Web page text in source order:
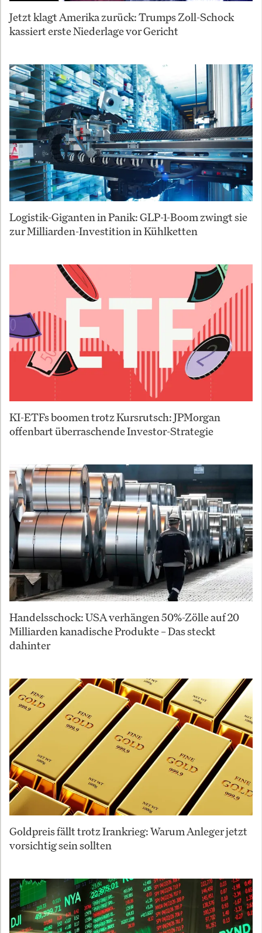
Jetzt klagt Amerika zurück: Trumps Zoll-Schock
kassiert erste Niederlage vor Gericht
Logistik-Giganten in Panik: GLP-1-Boom zwingt sie
zur Milliarden-Investition in Kühlketten
KI-ETFs boomen trotz Kursrutsch: JPMorgan
offenbart überraschende Investor-Strategie
Handelsschock: USA verhängen 50%-Zölle auf 20
Milliarden kanadische Produkte – Das steckt
dahinter
Goldpreis fällt trotz Irankrieg: Warum Anleger jetzt
vorsichtig sein sollten